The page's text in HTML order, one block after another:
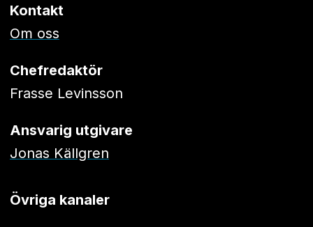
Kontakt
Om oss
Chefredaktör
Frasse Levinsson
Ansvarig utgivare
Jonas Källgren
Övriga kanaler